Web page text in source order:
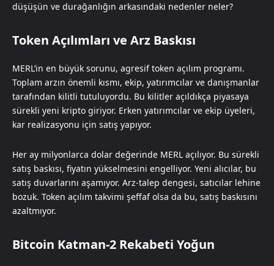
düşüşün ve durağanlığın arkasındaki nedenler neler?
Token Açılımları ve Arz Baskısı
MERL’in en büyük sorunu, agresif token açılım programı.
Toplam arzın önemli kısmı, ekip, yatırımcılar ve danışmanlar
tarafından kilitli tutuluyordu. Bu kilitler açıldıkça piyasaya
sürekli yeni kripto giriyor. Erken yatırımcılar ve ekip üyeleri,
kar realizasyonu için satış yapıyor.
Her ay milyonlarca dolar değerinde MERL açılıyor. Bu sürekli
satış baskısı, fiyatın yükselmesini engelliyor. Yeni alıcılar, bu
satış duvarlarını aşamıyor. Arz-talep dengesi, satıcılar lehine
bozuk. Token açılım takvimi şeffaf olsa da bu, satış baskısını
azaltmıyor.
Bitcoin Katman-2 Rekabeti Yoğun